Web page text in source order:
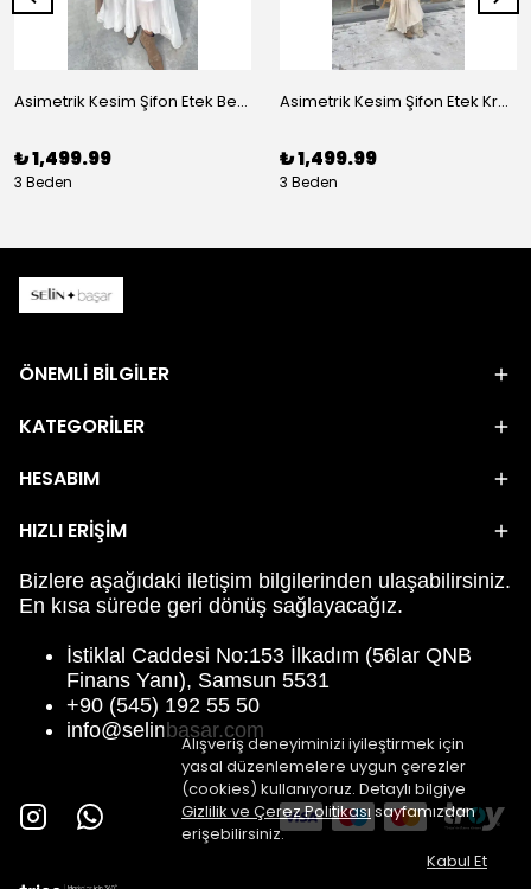
Alışveriş deneyiminizi iyileştirmek için
yasal düzenlemelere uygun çerezler
(cookies) kullanıyoruz. Detaylı bilgiye
Gizlilik ve Çerez Politikasısayfamızdan
erişebilirsiniz.
Kabul Et
Asimetrik Kesim Şifon Etek Beyaz
₺ 1,499.99
3 Beden
Asimetrik Kesim Şifon Etek Krem
₺ 1,499.99
3 Beden
ÖNEMLİ BİLGİLER
KATEGORİLER
HESABIM
HIZLI ERİŞİM
Bizlere aşağıdaki iletişim bilgilerinden ulaşabilirsiniz.
En kısa sürede geri dönüş sağlayacağız.
İstiklal Caddesi No:153 İlkadım (56lar QNB
Finans Yanı), Samsun 5531
+90 (545) 192 55 50
info@selinbasar.com